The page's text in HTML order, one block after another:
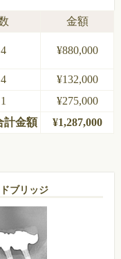
金額
4 ¥880,000
4
¥132,000
1
¥275,000
計金額
¥1,287,000
ブリッジ